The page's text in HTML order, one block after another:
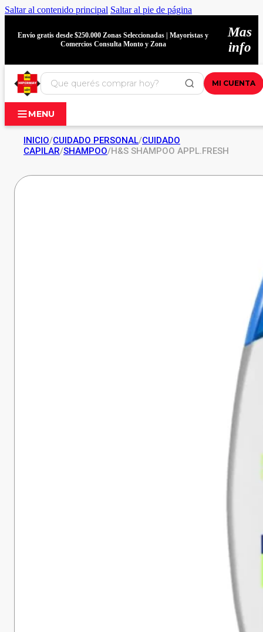
Saltar al contenido principal Saltar al pie de página
Envío gratis desde $250.000 Zonas Seleccionadas | Mayoristas y
Comercios Consulta Monto y Zona
Mas
info
MI CUENTA
MENU
INICIO/CUIDADO PERSONAL/CUIDADO
CAPILAR/SHAMPOO/H&S SHAMPOO APPL.FRESH